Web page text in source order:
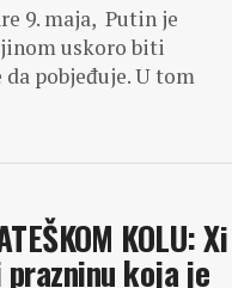
9. maja, Putin je
uskoro biti
pobjeđuje. U tom
KOLU: Xi
koja je